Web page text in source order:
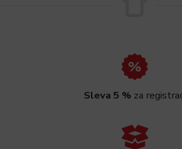
Sleva 5 % za